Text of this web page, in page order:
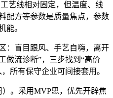
线相对固定，但温度、线
配方等参数是质量焦点，参数
能。
盲目跟风、手艺自嗨，离开
做流诊断”，三步找到“高价
所有保守企业可间接套用。
。采用MVP思，优先开辟焦